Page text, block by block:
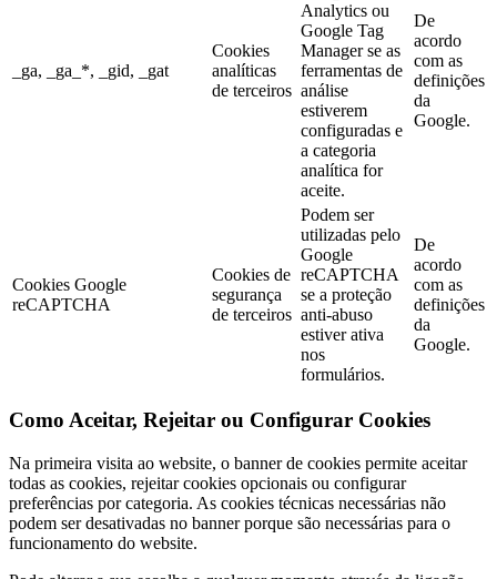
_ga, _ga_*, _gid, _gat
Cookies
analíticas
de terceiros
Analytics ou
Google Tag
Manager se as
ferramentas de
análise
estiverem
configuradas e
a categoria
analítica for
aceite.
De
acordo
com as
definições
da
Google.
Cookies Google
reCAPTCHA
Cookies de
segurança
de terceiros
Podem ser
utilizadas pelo
Google
reCAPTCHA
se a proteção
anti-abuso
estiver ativa
nos
formulários.
De
acordo
com as
definições
da
Google.
Como Aceitar, Rejeitar ou Configurar Cookies
Na primeira visita ao website, o banner de cookies permite aceitar
todas as cookies, rejeitar cookies opcionais ou configurar
preferências por categoria. As cookies técnicas necessárias não
podem ser desativadas no banner porque são necessárias para o
funcionamento do website.